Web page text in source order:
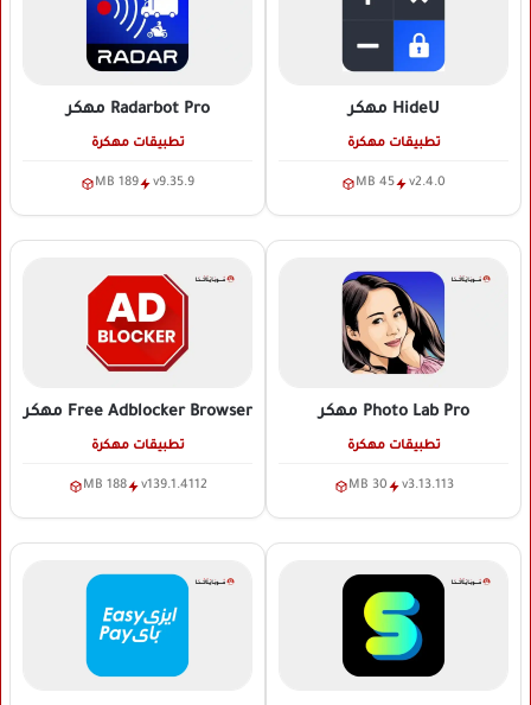
HideU مهكر
تطبيقات مهكرة
v2.4.0
45 MB
Radarbot Pro مهكر
تطبيقات مهكرة
v9.35.9
189 MB
Photo Lab Pro مهكر
تطبيقات مهكرة
v3.13.113
30 MB
Free Adblocker Browser مهكر
تطبيقات مهكرة
v139.1.4112
188 MB